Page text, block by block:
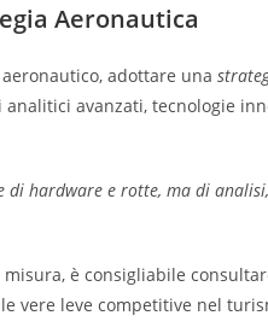
Aeronautica
adottare una
avanzati, tecnologie
di hardware e rotte, ma di
è consigliabile
le vere leve competitive nel